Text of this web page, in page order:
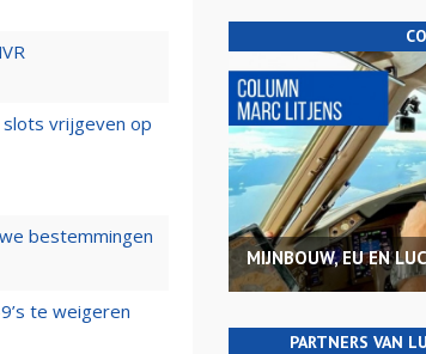
vrijgeven op
bestemmingen
te weigeren
MIJNBOUW, EU EN
PARTNERS VAN